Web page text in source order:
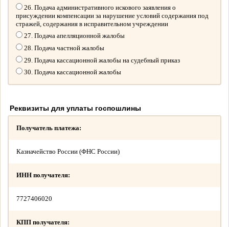
26. Подача административного искового заявления о
присуждении компенсации за нарушение условий содержания под
стражей, содержания в исправительном учреждении
27. Подача апелляционной жалобы
28. Подача частной жалобы
29. Подача кассационной жалобы на судебный приказ
30. Подача кассационной жалобы
Реквизиты для уплаты госпошлины
Получатель платежа:
Казначейство России (ФНС России)
ИНН получателя:
7727406020
КПП получателя: